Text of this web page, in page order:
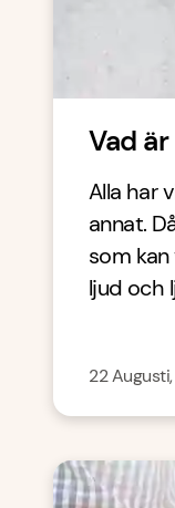
Vad
Alla har
annat.
som
ljud och
22